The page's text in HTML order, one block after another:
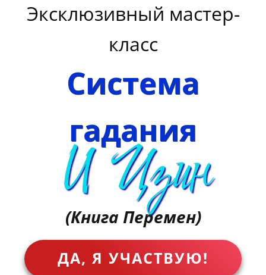
Эксклюзивный мастер-
класс
Система
гадания
И Цзин
(Книга Перемен)
ДА, Я УЧАСТВУЮ!